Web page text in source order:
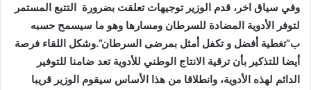
وفي سياق اخر، قدم الوزير توجيهات تعلقت بضرورة التتبع المستمر
لتوفر الأدوية المضادة للسرطان ومسارها وهو ما سيسمح حسبه
ب”تغطية أفضل و تكفل أمثل بمرضى السرطان”.وشكل اللقاء فرصة
أيضا للتذكير بأن ترقية الانتاج الوطني للأدوية تعد ضامنا للتوفير
الدائم لهذه الأدوية، وانطلاقا من هذا الأساس سيقوم الوزير قريبا